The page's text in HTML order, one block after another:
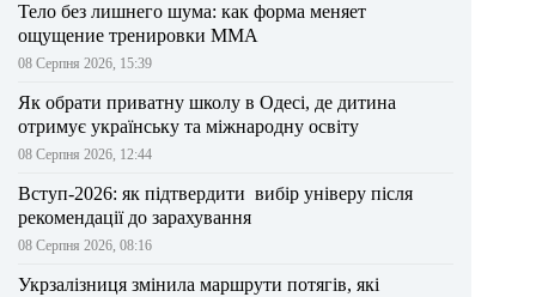
Тело без лишнего шума: как форма меняет
ощущение тренировки ММА
08 Серпня 2026, 15:39
Як обрати приватну школу в Одесі, де дитина
отримує українську та міжнародну освіту
08 Серпня 2026, 12:44
Вступ-2026: як підтвердити вибір універу після
рекомендації до зарахування
08 Серпня 2026, 08:16
Укрзалізниця змінила маршрути потягів, які